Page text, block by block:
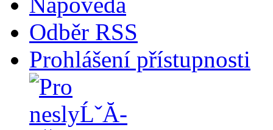
Odběr RSS
Prohlášení přístupnosti